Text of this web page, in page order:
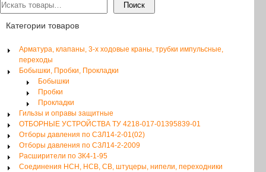
Поиск
Категории товаров
Арматура, клапаны, 3-х ходовые краны, трубки импульсные,
переходы
Бобышки, Пробки, Прокладки
Бобышки
Пробки
Прокладки
Гильзы и оправы защитные
ОТБОРНЫЕ УСТРОЙСТВА ТУ 4218-017-01395839-01
Отборы давления по СЗЛ14-2-01(02)
Отборы давления по СЗЛ14-2-2009
Расширители по ЗК4-1-95
Соединения НСН, НСВ, СВ, штуцеры, нипели, переходники